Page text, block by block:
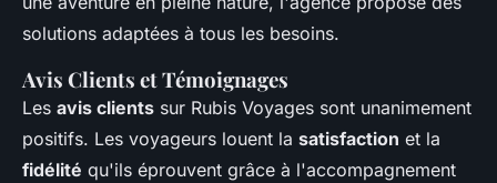
solutions adaptées à tous les besoins.
Avis Clients et Témoignages
Les avis clients sur Rubis Voyages sont unanimement
positifs. Les voyageurs louent la satisfaction et la
fidélité qu'ils éprouvent grâce à l'accompagnement